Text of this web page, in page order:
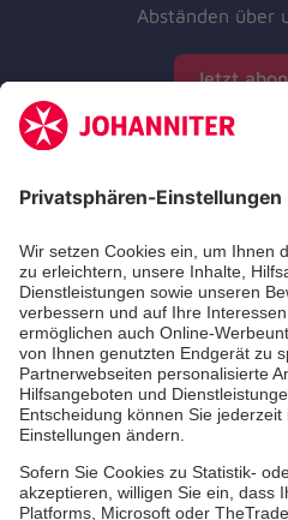
Abständen über
Jetzt
Zertifizierung der
Die Johanniter GmbH
des Deutschen